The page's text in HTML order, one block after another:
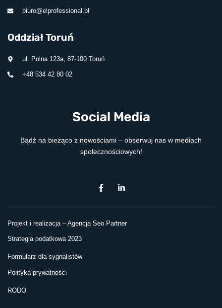
biuro@elprofessional.pl
Oddział Toruń
ul. Polna 123a, 87-100 Toruń
+48 534 42 80 02
Social Media
Bądź na bieżąco z nowościami – obserwuj nas w mediach
społecznościowych!
F
a
o
i
d
Projekt i realizacja –Agencja Seo Partner
Strategia podatkowa 2023
Formularz dla sygnalistów
Polityka prywatności
RODO